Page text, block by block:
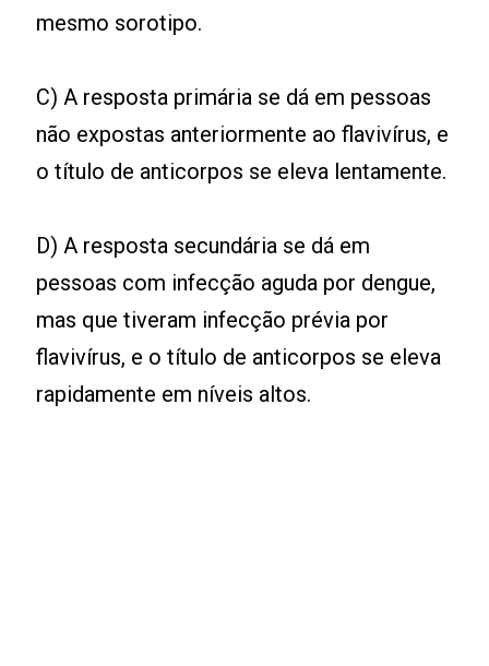
mesmo sorotipo.
C) A resposta primária se dá em pessoas
não expostas anteriormente ao flavivírus, e
o título de anticorpos se eleva lentamente.
D) A resposta secundária se dá em
pessoas com infecção aguda por dengue,
mas que tiveram infecção prévia por
flavivírus, e o título de anticorpos se eleva
rapidamente em níveis altos.